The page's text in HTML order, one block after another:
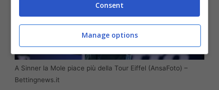
A Sinner la Mole piace più della Tour Eiffel (AnsaFoto) –
Bettingnews.it
Consent
Manage options